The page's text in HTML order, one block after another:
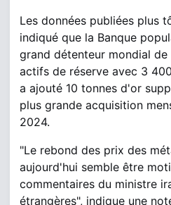
Les données publiées plus
indiqué que la Banque
grand détenteur mondial
actifs de réserve avec 3
a ajouté 10 tonnes d'or
plus grande acquisition
2024.
"Le rebond des prix des
aujourd'hui semble être
commentaires du ministre
étrangères", indique une